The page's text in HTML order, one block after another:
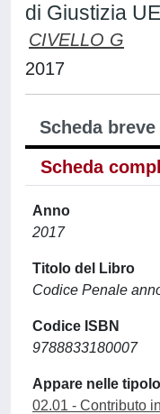
di Giustizia
CIVELLO G
2017
Scheda breve
Scheda
Anno
2017
Titolo del Libro
Codice Penale
Codice ISBN
9788833180007
Appare nelle
02.01 - Contributo